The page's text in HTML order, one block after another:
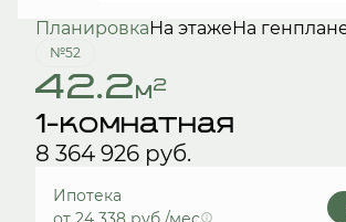
ПланировкаНа этажеНа
№52
42.2м2
1-комнатная
8 364 926 руб.
Ипотека